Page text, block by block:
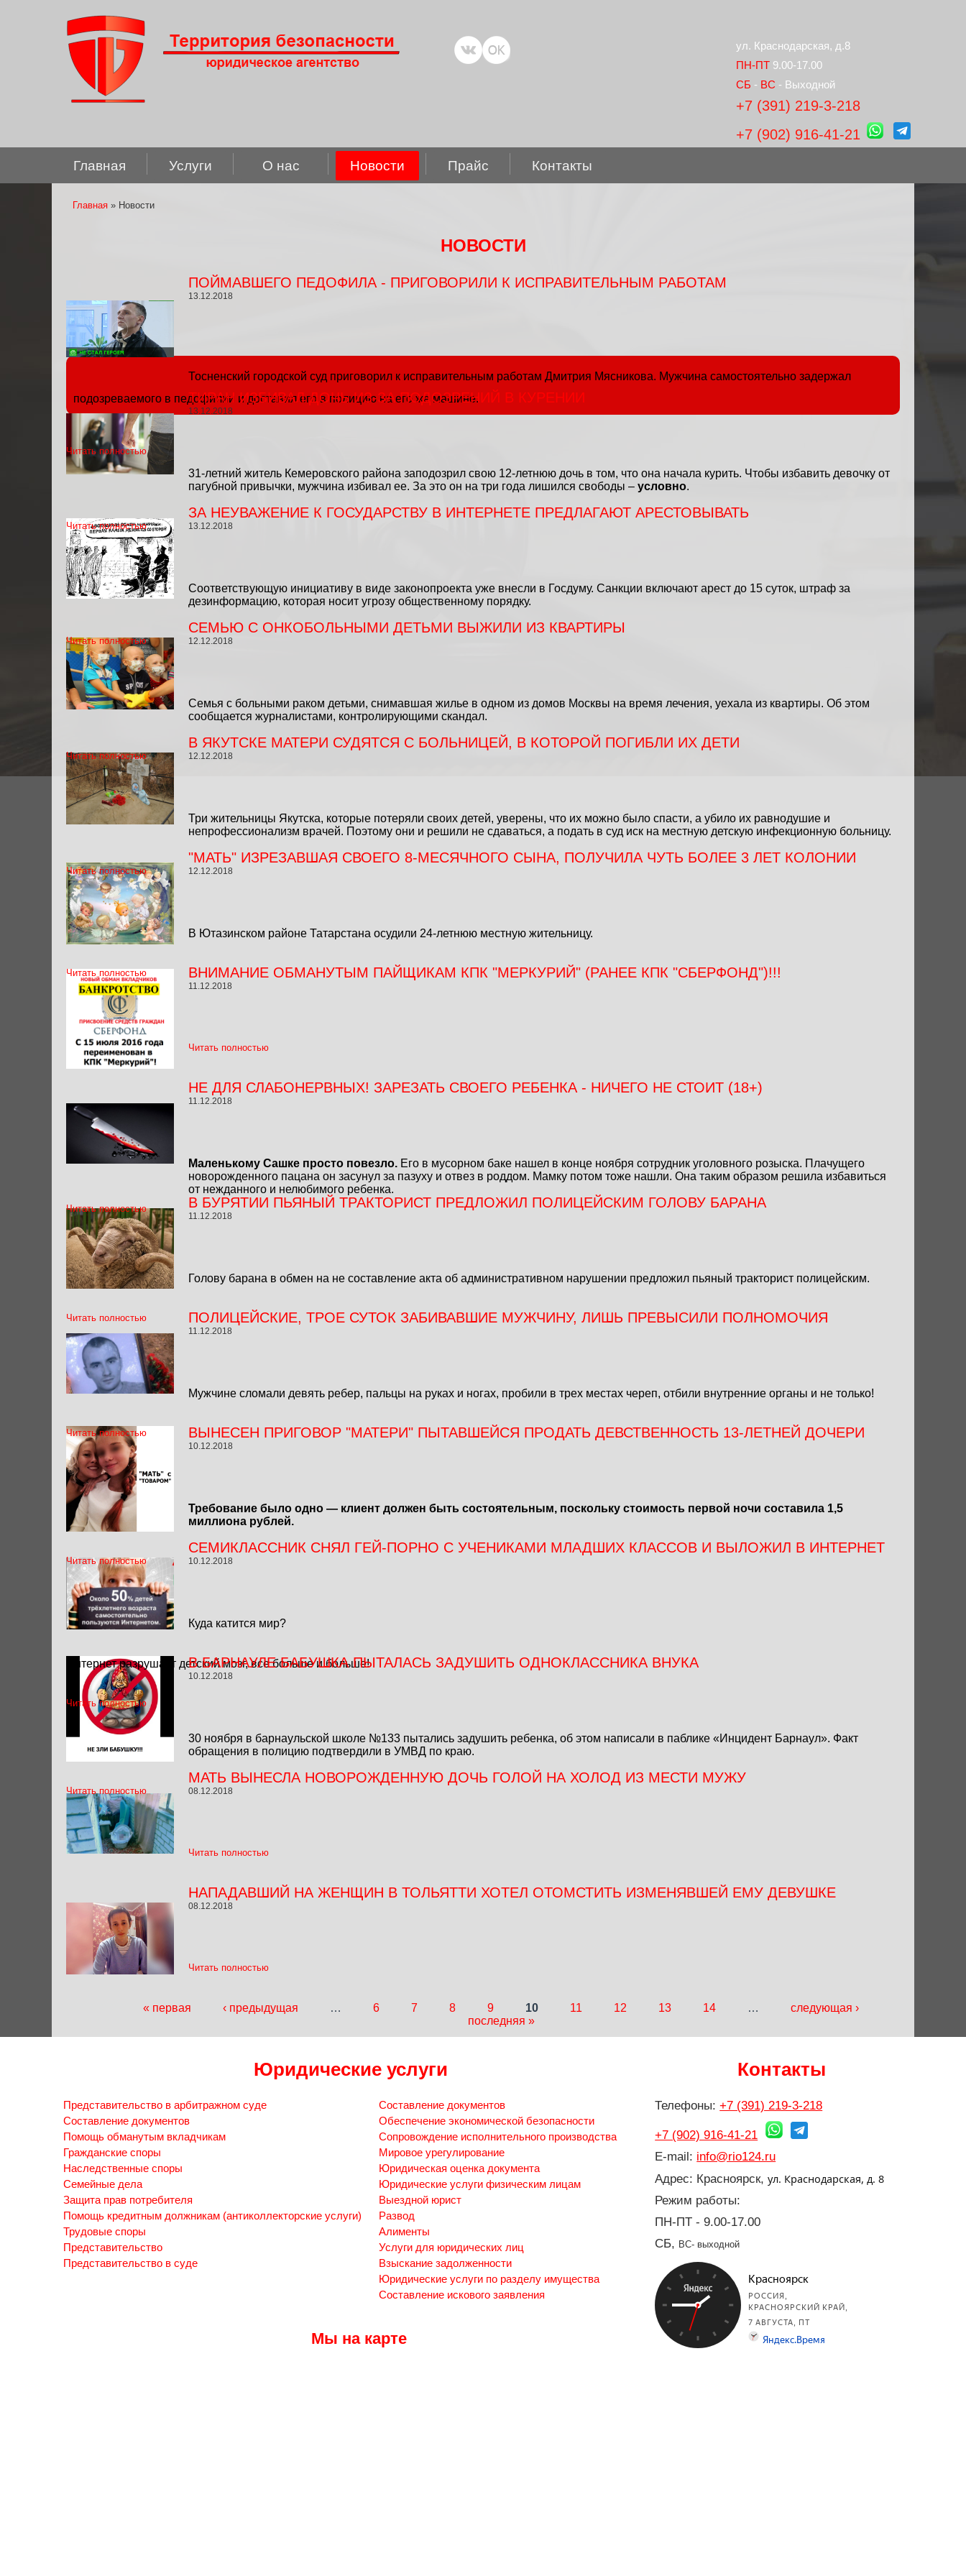
ул. Краснодарская, д.8
ПН-ПТ 9.00-17.00
СБ - ВС - Выходной
+7 (391) 219-3-218
+7 (902) 916-41-21
Главная Услуги О нас Новости Прайс Контакты
Вы здесь
Главная » Новости
НОВОСТИ
ПОЙМАВШЕГО ПЕДОФИЛА - ПРИГОВОРИЛИ К ИСПРАВИТЕЛЬНЫМ РАБОТАМ
13.12.2018
Тосненский городской суд приговорил к исправительным работам Дмитрия Мясникова. Мужчина самостоятельно задержал
подозреваемого в педофилии и доставил его в полицию на его же машине.
Читать полностью
ТИРАН ИЗБИВАЛ ДОЧЬ ИЗ-ЗА ПОДОЗРЕНИЙ В КУРЕНИИ
13.12.2018
31-летний житель Кемеровского района заподозрил свою 12-летнюю дочь в том, что она начала курить. Чтобы избавить девочку от
пагубной привычки, мужчина избивал ее. За это он на три года лишился свободы – условно.
Читать полностью
ЗА НЕУВАЖЕНИЕ К ГОСУДАРСТВУ В ИНТЕРНЕТЕ ПРЕДЛАГАЮТ АРЕСТОВЫВАТЬ
13.12.2018
Соответствующую инициативу в виде законопроекта уже внесли в Госдуму. Санкции включают арест до 15 суток, штраф за
дезинформацию, которая носит угрозу общественному порядку.
Читать полностью
СЕМЬЮ С ОНКОБОЛЬНЫМИ ДЕТЬМИ ВЫЖИЛИ ИЗ КВАРТИРЫ
12.12.2018
Семья с больными раком детьми, снимавшая жилье в одном из домов Москвы на время лечения, уехала из квартиры. Об этом
сообщается журналистами, контролирующими скандал.
Читать полностью
В ЯКУТСКЕ МАТЕРИ СУДЯТСЯ С БОЛЬНИЦЕЙ, В КОТОРОЙ ПОГИБЛИ ИХ ДЕТИ
12.12.2018
Три жительницы Якутска, которые потеряли своих детей, уверены, что их можно было спасти, а убило их равнодушие и
непрофессионализм врачей. Поэтому они и решили не сдаваться, а подать в суд иск на местную детскую инфекционную больницу.
Читать полностью
"МАТЬ" ИЗРЕЗАВШАЯ СВОЕГО 8-МЕСЯЧНОГО СЫНА, ПОЛУЧИЛА ЧУТЬ БОЛЕЕ 3 ЛЕТ КОЛОНИИ
12.12.2018
В Ютазинском районе Татарстана осудили 24-летнюю местную жительницу.
Читать полностью ВНИМАНИЕ ОБМАНУТЫМ ПАЙЩИКАМ КПК "МЕРКУРИЙ" (РАНЕЕ КПК "СБЕРФОНД")!!!
11.12.2018
Читать полностью
НЕ ДЛЯ СЛАБОНЕРВНЫХ! ЗАРЕЗАТЬ СВОЕГО РЕБЕНКА - НИЧЕГО НЕ СТОИТ (18+)
11.12.2018
Маленькому Сашке просто повезло. Его в мусорном баке нашел в конце ноября сотрудник уголовного розыска. Плачущего
новорожденного пацана он засунул за пазуху и отвез в роддом. Мамку потом тоже нашли. Она таким образом решила избавиться
от нежданного и нелюбимого ребенка.
Читать полностью В БУРЯТИИ ПЬЯНЫЙ ТРАКТОРИСТ ПРЕДЛОЖИЛ ПОЛИЦЕЙСКИМ ГОЛОВУ БАРАНА
11.12.2018
Голову барана в обмен на не составление акта об административном нарушении предложил пьяный тракторист полицейским.
Читать полностью ПОЛИЦЕЙСКИЕ, ТРОЕ СУТОК ЗАБИВАВШИЕ МУЖЧИНУ, ЛИШЬ ПРЕВЫСИЛИ ПОЛНОМОЧИЯ
11.12.2018
Мужчине сломали девять ребер, пальцы на руках и ногах, пробили в трех местах череп, отбили внутренние органы и не только!
Читать полностью ВЫНЕСЕН ПРИГОВОР "МАТЕРИ" ПЫТАВШЕЙСЯ ПРОДАТЬ ДЕВСТВЕННОСТЬ 13-ЛЕТНЕЙ ДОЧЕРИ
10.12.2018
Требование было одно — клиент должен быть состоятельным, поскольку стоимость первой ночи составила 1,5
миллиона рублей.
Читать полностью
СЕМИКЛАССНИК СНЯЛ ГЕЙ-ПОРНО С УЧЕНИКАМИ МЛАДШИХ КЛАССОВ И ВЫЛОЖИЛ В ИНТЕРНЕТ
10.12.2018
Куда катится мир?
Интернет разрушает детский мозг, все больше и больше!
Читать полностью
В БАРНАУЛЕ БАБУШКА ПЫТАЛАСЬ ЗАДУШИТЬ ОДНОКЛАССНИКА ВНУКА
10.12.2018
30 ноября в барнаульской школе №133 пытались задушить ребенка, об этом написали в паблике «Инцидент Барнаул». Факт
обращения в полицию подтвердили в УМВД по краю.
Читать полностью
МАТЬ ВЫНЕСЛА НОВОРОЖДЕННУЮ ДОЧЬ ГОЛОЙ НА ХОЛОД ИЗ МЕСТИ МУЖУ
08.12.2018
Читать полностью
НАПАДАВШИЙ НА ЖЕНЩИН В ТОЛЬЯТТИ ХОТЕЛ ОТОМСТИТЬ ИЗМЕНЯВШЕЙ ЕМУ ДЕВУШКЕ
08.12.2018
Читать полностью
« первая ‹ предыдущая … 6 7 8 9 10 11 12 13 14 …
следующая ›
последняя »
Юридические услуги
Представительство в арбитражном суде
Составление документов
Помощь обманутым вкладчикам
Гражданские споры
Наследственные споры
Семейные дела
Защита прав потребителя
Помощь кредитным должникам (антиколлекторские услуги)
Трудовые споры
Представительство
Представительство в суде
Составление документов
Обеспечение экономической безопасности
Сопровождение исполнительного производства
Мировое урегулирование
Юридическая оценка документа
Юридические услуги физическим лицам
Выездной юрист
Развод
Алименты
Услуги для юридических лиц
Взыскание задолженности
Юридические услуги по разделу имущества
Составление искового заявления
Контакты
Телефоны:+7 (391) 219-3-218
+7 (902) 916-41-21
E-mail: info@rio124.ru
Адрес: Красноярск,ул. Краснодарская, д. 8
Режим работы:
ПН-ПТ - 9.00-17.00
СБ, ВС- выходной
Мы на карте